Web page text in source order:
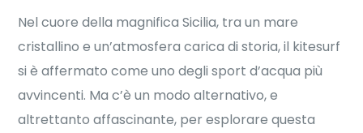
Nel cuore della magnifica Sicilia, tra un mare
cristallino e un’atmosfera carica di storia, il kitesurf
si è affermato come uno degli sport d’acqua più
avvincenti. Ma c’è un modo alternativo, e
altrettanto affascinante, per esplorare questa